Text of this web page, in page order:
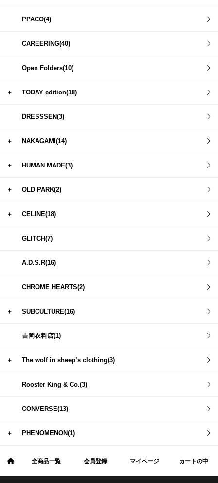
PPACO(4)
CAREERING(40)
Open Folders(10)
＋ TODAY edition(18)
DRESSSEN(3)
＋ NAKAGAMI(14)
＋ HUMAN MADE(3)
＋ OLD PARK(2)
＋ CELINE(18)
GLITCH(7)
A.D.S.R(16)
CHROME HEARTS(2)
＋ SUBCULTURE(16)
吉岡衣料店(1)
＋ The wolf in sheep’s clothing(3)
Rooster King & Co.(3)
CONVERSE(13)
＋ PHENOMENON(1)
全商品一覧 会員登録 マイページ カートの中